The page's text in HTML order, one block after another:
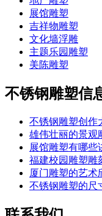
展馆雕塑
吉祥物雕塑
文化墙浮雕
主题乐园雕塑
美陈雕塑
不锈钢雕塑信
不锈钢雕塑创作
雄伟壮丽的景观
展馆雕塑有哪些
福建校园雕塑雕
厦门雕塑的艺术
不锈钢雕塑的尺